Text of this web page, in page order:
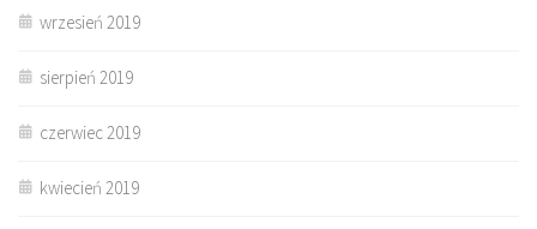
wrzesień 2019
sierpień 2019
czerwiec 2019
kwiecień 2019